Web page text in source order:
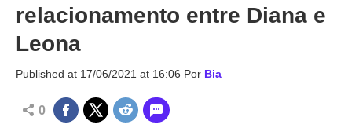
relacionamento entre Diana e
Leona
Published at 17/06/2021 at 16:06 Por Bia
0